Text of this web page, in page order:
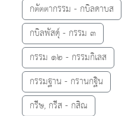
กตัตตากรรม - กบิลดาบส
กบิลพัสดุ์ - กรรม ๓
กรรม ๑๒ - กรรมกิเลส
กรรมฐาน - กรานกฐิน
กรีษ, กรีส - กสิณ